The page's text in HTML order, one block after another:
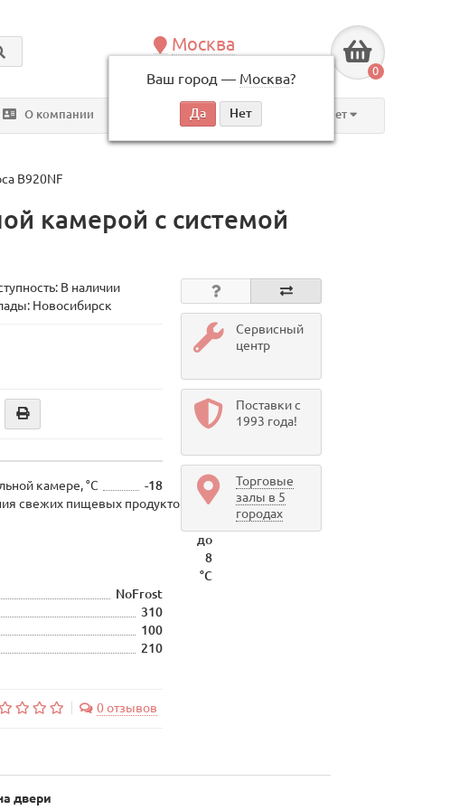
Москва
Ваш город — Москва?
по будням, с 09:00 до 18:00
0
О компании Контакты Личный кабинет
B920NF
камерой с системой
В наличии
Новосибирск
камере, °C
-18
свежих пищевых продуктов
От
до
8
°C
NoFrost
310
100
210
0 отзывов
Сервисный
центр
Поставки с
1993 года!
Торговые
залы в 5
городах
двери